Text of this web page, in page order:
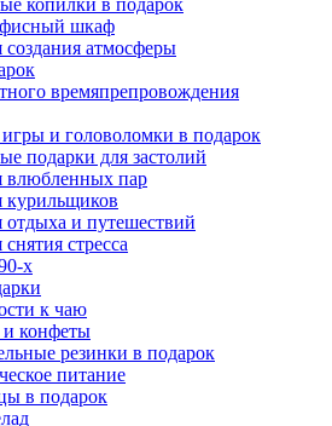
копилки в подарок
шкаф
атмосферы
времяпрепровождения
и головоломки в подарок
подарки для застолий
влюбленных пар
курильщиков
отдыха и путешествий
стресса
х
к чаю
конфеты
резинки в подарок
питание
в подарок